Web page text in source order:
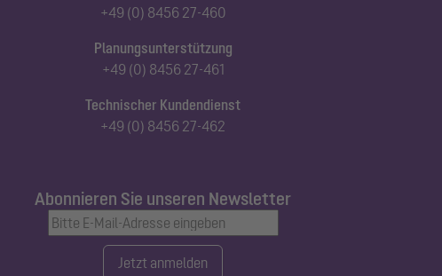
+49 (0) 8456 27-460
Planungsunterstützung
+49 (0) 8456 27-461
Technischer Kundendienst
+49 (0) 8456 27-462
Abonnieren Sie unseren Newsletter
Jetzt anmelden